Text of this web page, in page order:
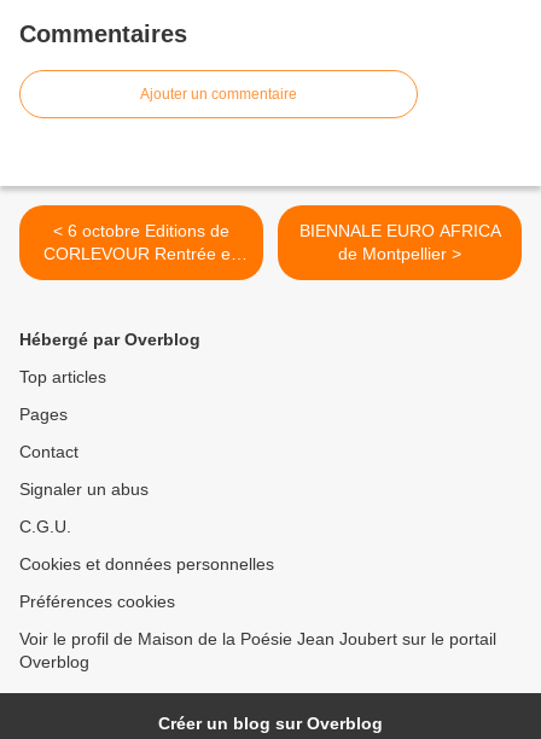
Commentaires
Ajouter un commentaire
< 6 octobre Editions de
CORLEVOUR Rentrée en
POESIE
BIENNALE EURO AFRICA
de Montpellier >
Hébergé par Overblog
Top articles
Pages
Contact
Signaler un abus
C.G.U.
Cookies et données personnelles
Préférences cookies
Voir le profil de Maison de la Poésie Jean Joubert sur le portail
Overblog
Créer un blog sur Overblog